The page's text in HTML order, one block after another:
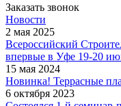
Заказать звонок
Новости
2 мая 2025
Всероссийский
впервые в Уфе 19-20
15 мая 2024
Новинка! Террасные
6 октября 2023